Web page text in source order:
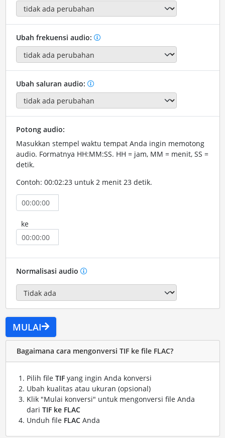
Ubah frekuensi audio:
Ubah saluran audio:
Potong audio:
Masukkan stempel waktu tempat Anda ingin memotong
audio. Formatnya HH:MM:SS. HH = jam, MM = menit, SS =
detik.
Contoh: 00:02:23 untuk 2 menit 23 detik.
ke
Normalisasi audio
MULAI
Bagaimana cara mengonversi TIF ke file FLAC?
Pilih file TIFyang ingin Anda konversi
Ubah kualitas atau ukuran (opsional)
Klik "Mulai konversi" untuk mengonversi file Anda
dari TIF ke FLAC
Unduh file FLACAnda